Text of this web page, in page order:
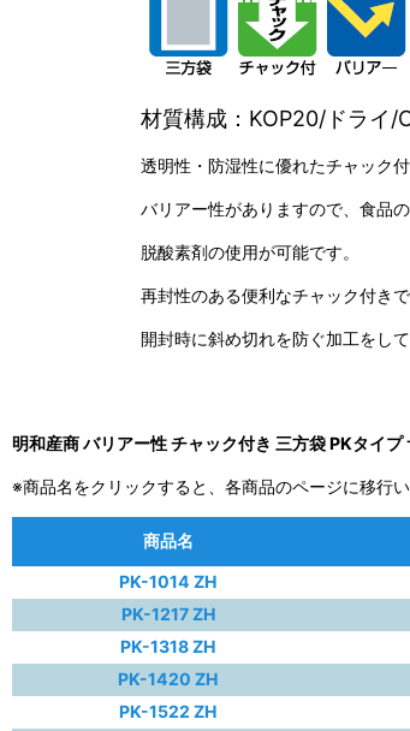
材質構成：KOP20/ドライ/
透明性・防湿性に優れたチャック付
バリアー性がありますので、食品
脱酸素剤の使用が可能です。
再封性のある便利なチャック付きで
開封時に斜め切れを防ぐ加工をして
明和産商 バリアー性 チャック付き 三方袋 PKタイプ
※商品名をクリックすると、各商品のページに移行い
商品名
PK-1014 ZH
PK-1217 ZH
PK-1318 ZH
PK-1420 ZH
PK-1522 ZH